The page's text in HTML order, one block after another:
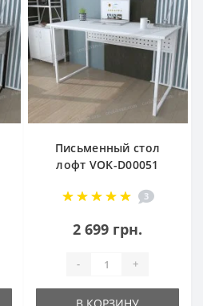
Письменный стол
лофт VOK-D00051
3
2 699 грн.
- +